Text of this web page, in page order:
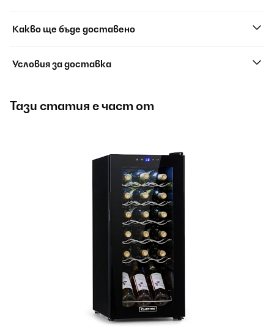
Какво ще бъде доставено
Условия за доставка
Тази статия е част от